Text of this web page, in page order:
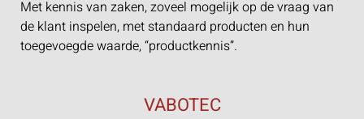
Met kennis van zaken, zoveel mogelijk op de vraag van
de klant inspelen, met standaard producten en hun
toegevoegde waarde, “productkennis”.
VABOTEC